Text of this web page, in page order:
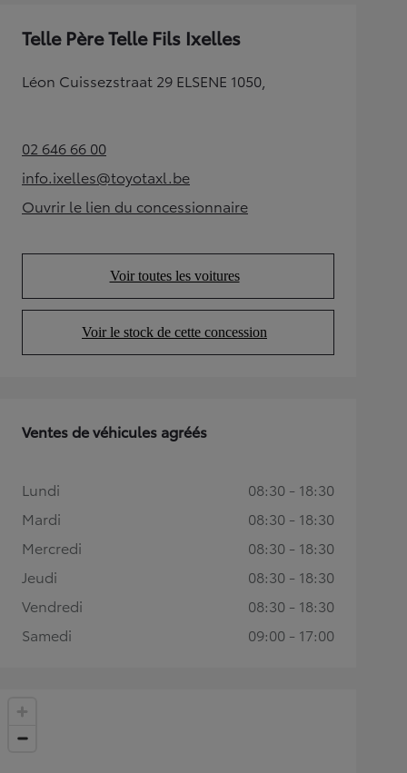
Telle Père Telle Fils Ixelles
Léon Cuissezstraat 29 ELSENE 1050,
02 646 66 00(Opens in new tab)
info.ixelles@toyotaxl.be
(Opens in new tab)
Ouvrir le lien du concessionnaire
(Opens in new tab)
Voir toutes les voitures
(Opens in new tab)
Voir le stock de cette concession
(Opens in new tab)
Ventes de véhicules agréés
Lundi
08:30 - 18:30
Mardi
08:30 - 18:30
Mercredi
08:30 - 18:30
Jeudi
08:30 - 18:30
Vendredi
08:30 - 18:30
Samedi
09:00 - 17:00